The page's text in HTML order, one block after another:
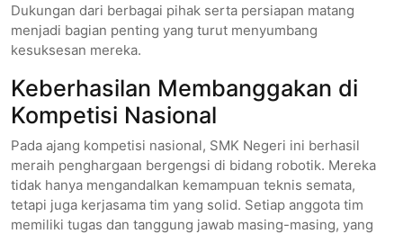
Dukungan dari berbagai pihak serta persiapan matang
menjadi bagian penting yang turut menyumbang
kesuksesan mereka.
Keberhasilan Membanggakan di
Kompetisi Nasional
Pada ajang kompetisi nasional, SMK Negeri ini berhasil
meraih penghargaan bergengsi di bidang robotik. Mereka
tidak hanya mengandalkan kemampuan teknis semata,
tetapi juga kerjasama tim yang solid. Setiap anggota tim
memiliki tugas dan tanggung jawab masing-masing, yang